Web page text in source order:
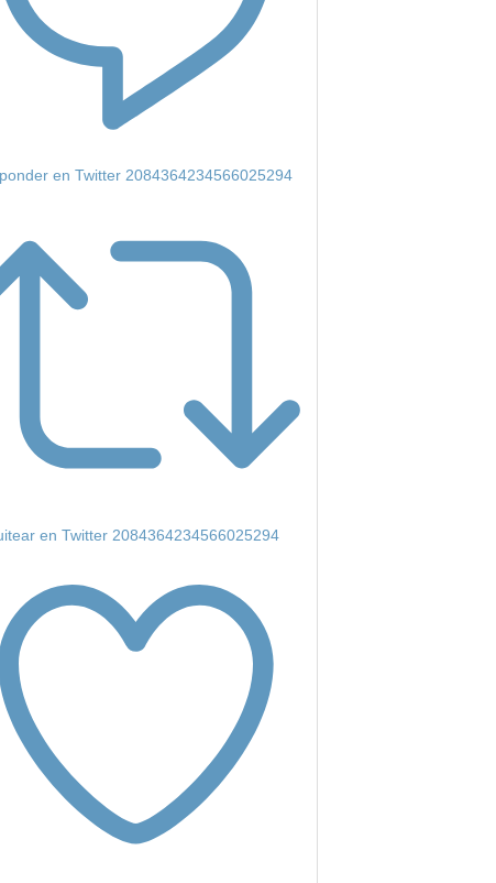
en Twitter 2084364234566025294
en Twitter 2084364234566025294